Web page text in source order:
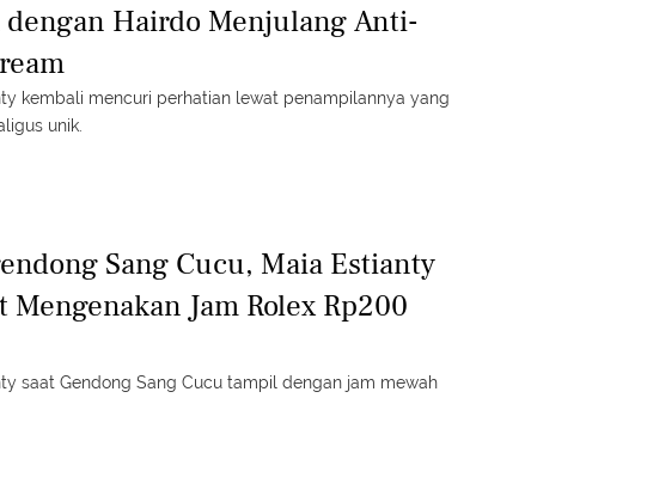
Hairdo Menjulang Anti-
kembali mencuri perhatian lewat penampilannya yang
unik.
Sang Cucu, Maia Estianty
Mengenakan Jam Rolex Rp200
saat Gendong Sang Cucu tampil dengan jam mewah